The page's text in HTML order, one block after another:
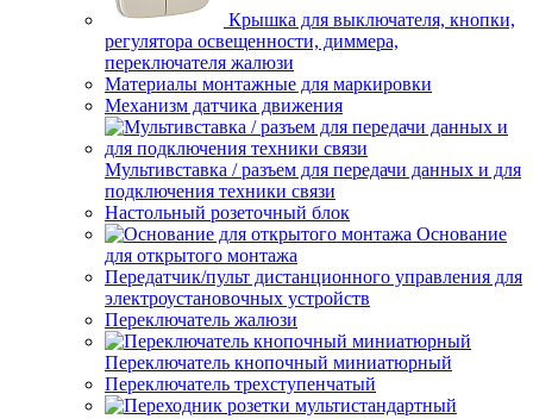
Крышка для выключателя, кнопки,
регулятора освещенности, диммера,
переключателя жалюзи
Материалы монтажные для маркировки
Механизм датчика движения
Мультивставка / разъем для передачи данных и для
подключения техники связи
Настольный розеточный блок
Основание
для открытого монтажа
Передатчик/пульт дистанционного управления для
электроустановочных устройств
Переключатель жалюзи
Переключатель кнопочный миниатюрный
Переключатель трехступенчатый